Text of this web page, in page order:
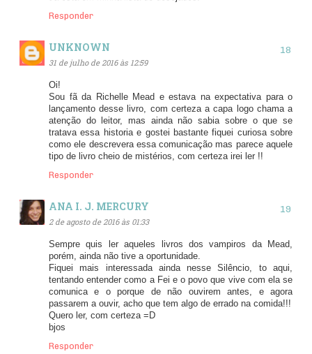
Responder
UNKNOWN
31 de julho de 2016 às 12:59
Oi!
Sou fã da Richelle Mead e estava na expectativa para o
lançamento desse livro, com certeza a capa logo chama a
atenção do leitor, mas ainda não sabia sobre o que se
tratava essa historia e gostei bastante fiquei curiosa sobre
como ele descrevera essa comunicação mas parece aquele
tipo de livro cheio de mistérios, com certeza irei ler !!
Responder
ANA I. J. MERCURY
2 de agosto de 2016 às 01:33
Sempre quis ler aqueles livros dos vampiros da Mead,
porém, ainda não tive a oportunidade.
Fiquei mais interessada ainda nesse Silêncio, to aqui,
tentando entender como a Fei e o povo que vive com ela se
comunica e o porque de não ouvirem antes, e agora
passarem a ouvir, acho que tem algo de errado na comida!!!
Quero ler, com certeza =D
bjos
Responder